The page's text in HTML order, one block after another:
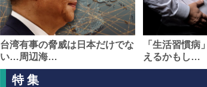
台湾有事の脅威は日本だけでな
い…周辺海…
「生活習慣病
えるかもし…
特集